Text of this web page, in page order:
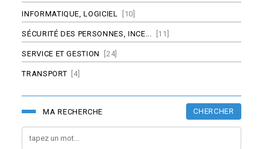
INFORMATIQUE, LOGICIEL [10]
SÉCURITÉ DES PERSONNES, INCE... [11]
SERVICE ET GESTION [24]
TRANSPORT [4]
MA RECHERCHE CHERCHER